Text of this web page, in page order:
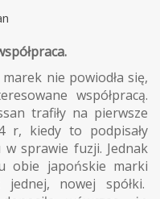
nie powiodła się,
współpracą.
trafiły na pierwsze
r, kiedy to podpisały
sprawie fuzji. Jednak
obie japońskie marki
jednej, nowej spółki.